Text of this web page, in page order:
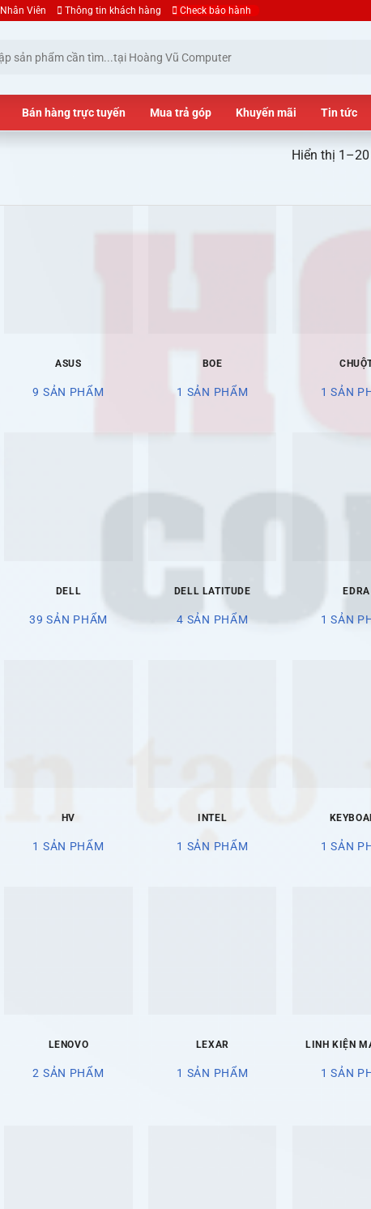
Nhân Viên Thông tin khách hàng Check bảo hành
Bán hàng trực tuyến Mua trả góp Khuyến mãi Tin tức
Hiển thị
ASUS
9 SẢN PHẨM
BOE
1 SẢN PHẨM 1 SẢN
DELL
39 SẢN PHẨM
DELL LATITUDE
4 SẢN PHẨM
EDRA
1 SẢN
HV
1 SẢN PHẨM
INTEL
1 SẢN PHẨM 1 SẢN
LENOVO
2 SẢN PHẨM
LEXAR
1 SẢN PHẨM
LINH KIỆN
1 SẢN